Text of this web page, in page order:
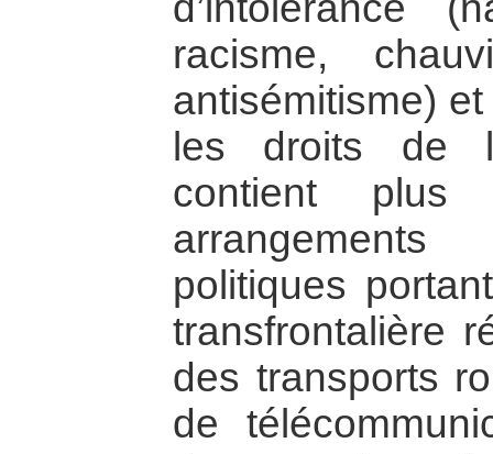
racisme,
antisémitisme)
les droits de
contient
politiques
transfrontalière
des transports
de